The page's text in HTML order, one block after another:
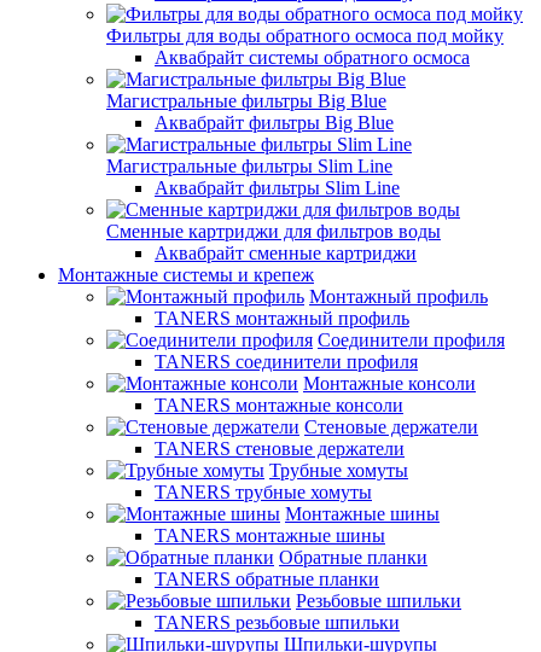
Фильтры для воды обратного осмоса под мойку
Аквабрайт системы обратного осмоса
Магистральные фильтры Big Blue
Аквабрайт фильтры Big Blue
Магистральные фильтры Slim Line
Аквабрайт фильтры Slim Line
Сменные картриджи для фильтров воды
Аквабрайт сменные картриджи
Монтажные системы и крепеж
Монтажный профиль
TANERS монтажный профиль
Соединители профиля
TANERS соединители профиля
Монтажные консоли
TANERS монтажные консоли
Стеновые держатели
TANERS стеновые держатели
Трубные хомуты
TANERS трубные хомуты
Монтажные шины
TANERS монтажные шины
Обратные планки
TANERS обратные планки
Резьбовые шпильки
TANERS резьбовые шпильки
Шпильки-шурупы